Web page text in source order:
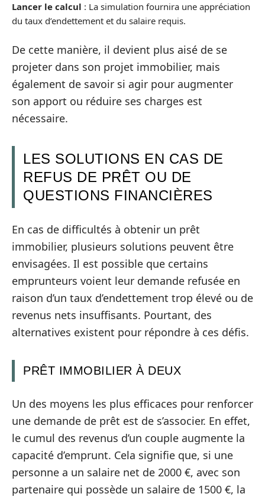
Lancer le calcul : La simulation fournira une appréciation
du taux d’endettement et du salaire requis.
De cette manière, il devient plus aisé de se
projeter dans son projet immobilier, mais
également de savoir si agir pour augmenter
son apport ou réduire ses charges est
nécessaire.
LES SOLUTIONS EN CAS DE
REFUS DE PRÊT OU DE
QUESTIONS FINANCIÈRES
En cas de difficultés à obtenir un prêt
immobilier, plusieurs solutions peuvent être
envisagées. Il est possible que certains
emprunteurs voient leur demande refusée en
raison d’un taux d’endettement trop élevé ou de
revenus nets insuffisants. Pourtant, des
alternatives existent pour répondre à ces défis.
PRÊT IMMOBILIER À DEUX
Un des moyens les plus efficaces pour renforcer
une demande de prêt est de s’associer. En effet,
le cumul des revenus d’un couple augmente la
capacité d’emprunt. Cela signifie que, si une
personne a un salaire net de 2000 €, avec son
partenaire qui possède un salaire de 1500 €, la